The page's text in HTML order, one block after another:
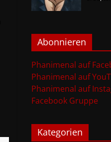
Abonnieren
Phanimenal auf
Phanimenal auf
Phanimenal auf
Facebook Gruppe
Kategorien